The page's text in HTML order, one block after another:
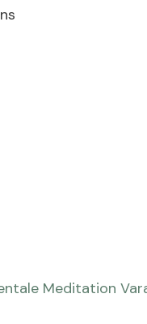
Meditation